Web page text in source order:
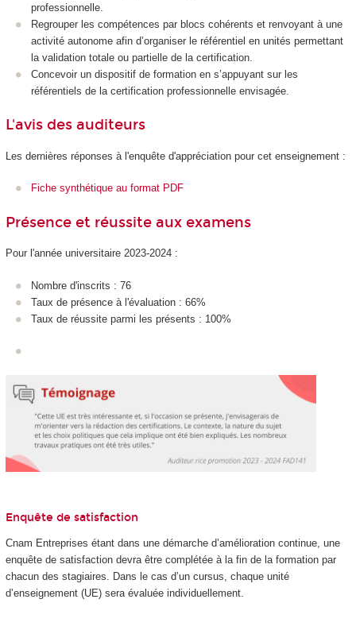
professionnelle.
Regrouper les compétences par blocs cohérents et renvoyant à une
activité autonome afin d’organiser le référentiel en unités permettant
la validation totale ou partielle de la certification.
Concevoir un dispositif de formation en s’appuyant sur les
référentiels de la certification professionnelle envisagée.
L'avis des auditeurs
Les dernières réponses à l'enquête d'appréciation pour cet enseignement :
Fiche synthétique au format PDF
Présence et réussite aux examens
Pour l'année universitaire 2023-2024 :
Nombre d'inscrits : 76
Taux de présence à l'évaluation : 66%
Taux de réussite parmi les présents : 100%
Enquête de satisfaction
Cnam Entreprises étant dans une démarche d’amélioration continue, une
enquête de satisfaction devra être complétée à la fin de la formation par
chacun des stagiaires. Dans le cas d’un cursus, chaque unité
d’enseignement (UE) sera évaluée individuellement.